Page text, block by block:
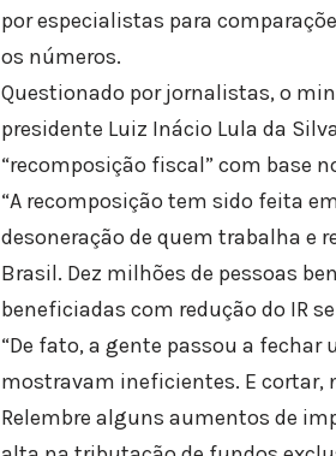
por especialistas para
os números.
Questionado por jornalistas, o
presidente Luiz Inácio Lula da
“recomposição fiscal” com base
“A recomposição tem sido feita
desoneração de quem trabalha e
Brasil. Dez milhões de pessoas
beneficiadas com redução do IR
“De fato, a gente passou a
mostravam ineficientes. E cortar,
Relembre alguns aumentos de